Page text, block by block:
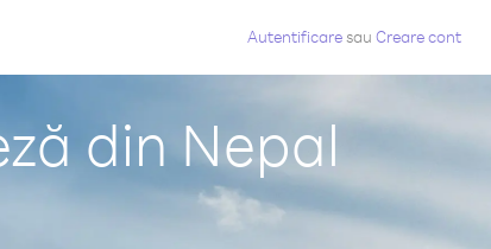
Autentificaresau Creare cont
din Nepal